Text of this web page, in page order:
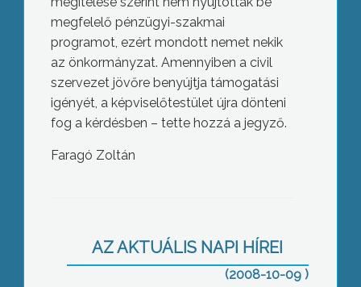
megfelelő pénzügyi-szakmai
programot, ezért mondott nemet nekik
az önkormányzat. Amennyiben a civil
szervezet jövőre benyújtja támogatási
igényét, a képviselőtestület újra dönteni
fog a kérdésben – tette hozzá a jegyző.
Faragó Zoltán
AZ AKTUÁLIS NAPI HÍREI
(2008-10-09 )